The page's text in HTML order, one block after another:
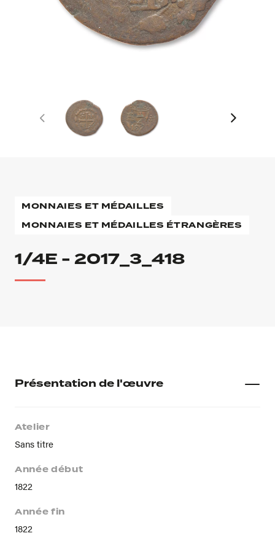
MONNAIES ET MÉDAILLES
MONNAIES ET MÉDAILLES ÉTRANGÈRES
1/4E - 2017_3_418
Présentation de l'œuvre
Atelier
Sans titre
Année début
1822
Année fin
1822